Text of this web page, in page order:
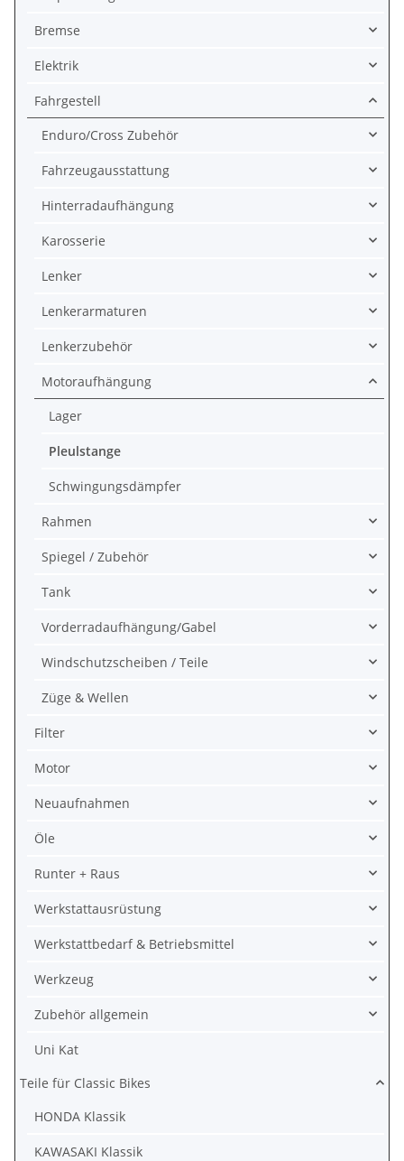
Bremse
Elektrik
Fahrgestell
Enduro/Cross Zubehör
Fahrzeugausstattung
Hinterradaufhängung
Karosserie
Lenker
Lenkerarmaturen
Lenkerzubehör
Motoraufhängung
Lager
Pleulstange
Schwingungsdämpfer
Rahmen
Spiegel / Zubehör
Tank
Vorderradaufhängung/Gabel
Windschutzscheiben / Teile
Züge & Wellen
Filter
Motor
Neuaufnahmen
Öle
Runter + Raus
Werkstattausrüstung
Werkstattbedarf & Betriebsmittel
Werkzeug
Zubehör allgemein
Uni Kat
Teile für Classic Bikes
HONDA Klassik
KAWASAKI Klassik